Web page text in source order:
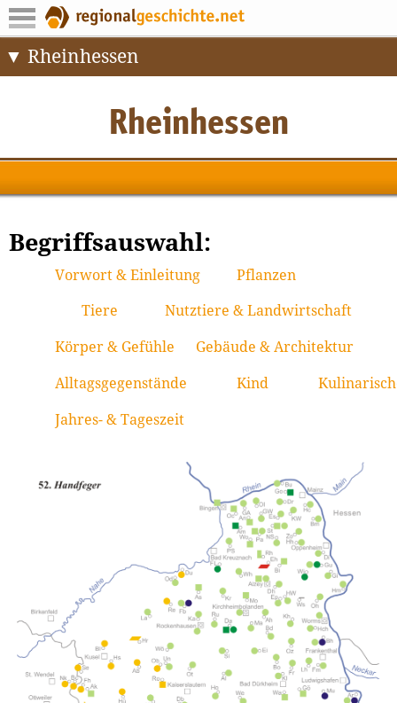
Rheinhessen
Begriffsauswahl:
Vorwort & Einleitung Pflanzen
Tiere Nutztiere & Landwirtschaft
Körper & Gefühle Gebäude & Architektur
Alltagsgegenstände Kind
Jahres- & Tageszeit